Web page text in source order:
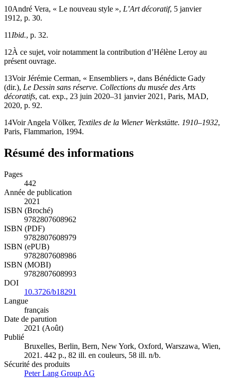
10André Vera, « Le nouveau style », L’Art décoratif, 5 janvier
1912, p. 30.
11 Ibid., p. 32.
12À ce sujet, voir notamment la contribution d’Hélène Leroy au
présent ouvrage.
13Voir Jérémie Cerman, « Ensembliers », dans Bénédicte Gady
(dir.), Le Dessin sans réserve. Collections du musée des Arts
décoratifs, cat. exp., 23 juin 2020–31 janvier 2021, Paris, MAD,
2020, p. 92.
14Voir Angela Völker, Textiles de la Wiener Werkstätte. 1910–1932,
Paris, Flammarion, 1994.
Résumé des informations
Pages
442
Année de publication
2021
ISBN (Broché)
9782807608962
ISBN (PDF)
9782807608979
ISBN (ePUB)
9782807608986
ISBN (MOBI)
9782807608993
DOI
10.3726/b18291
Langue
français
Date de parution
2021 (Août)
Publié
Bruxelles, Berlin, Bern, New York, Oxford, Warszawa, Wien,
2021. 442 p., 82 ill. en couleurs, 58 ill. n/b.
Sécurité des produits
Peter Lang Group AG